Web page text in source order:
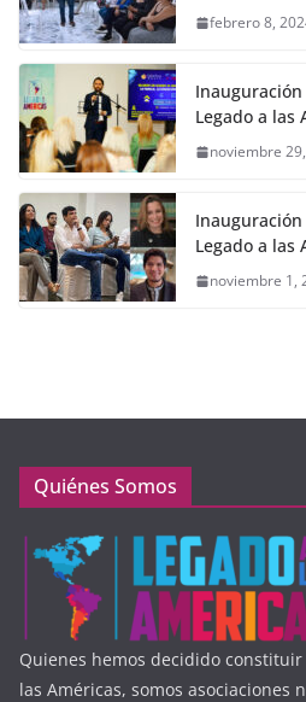
febrero 8,
Legado a las
noviembre
Legado a las
noviembre 1,
Quiénes Somos
Quienes hemos decidido
las Américas, somos asociaciones